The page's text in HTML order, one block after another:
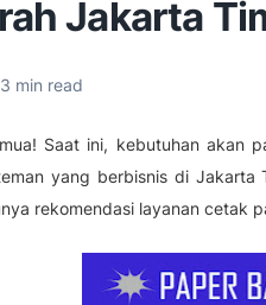
Jakarta
3 min read
Saat ini, kebutuhan akan
yang berbisnis di Jakarta
rekomendasi layanan cetak